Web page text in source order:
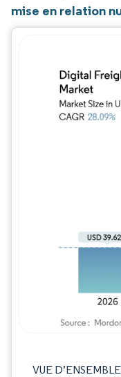
mise en relation
VUE